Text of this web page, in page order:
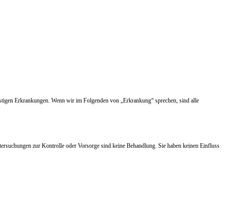
Erkrankungen. Wenn wir im Folgenden von „Erkrankung“ sprechen, sind alle
zur Kontrolle oder Vorsorge sind keine Behandlung. Sie haben keinen Einfluss